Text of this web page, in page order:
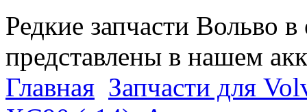
Редкие запчасти Вольво
представлены в нашем
Главная Запчасти для